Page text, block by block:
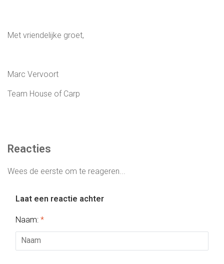
Met vriendelijke groet,
Marc Vervoort
Team House of Carp
Reacties
Wees de eerste om te reageren...
Laat een reactie achter
Naam: *